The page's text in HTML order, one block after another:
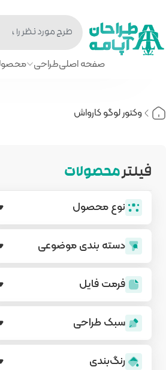
صفحه اصلیطراحی
وکتور لوگو کارواش
فیلترمحصولات
نوع محصول
دسته بندی‌ موضوعی
فرمت فایل
سبک طراحی
رنگ‌بندی